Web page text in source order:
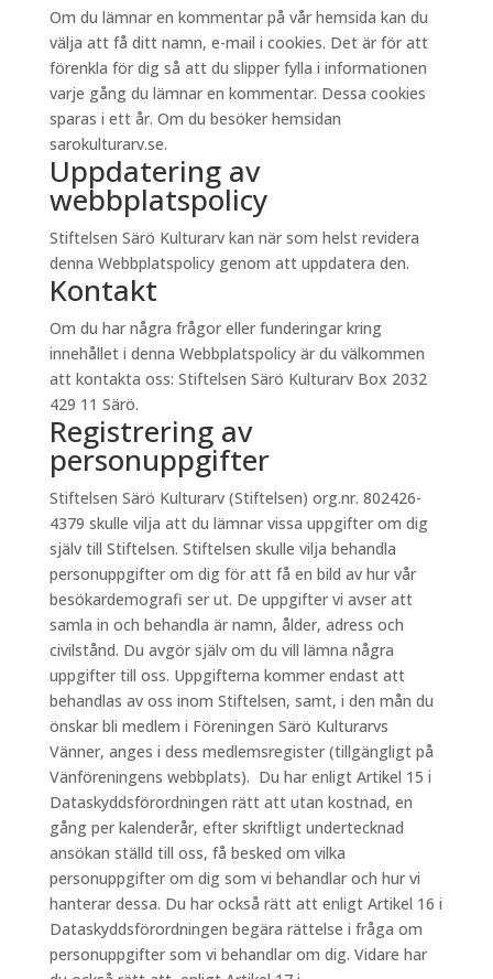
Om du lämnar en kommentar på vår hemsida kan du
välja att få ditt namn, e-mail i cookies. Det är för att
förenkla för dig så att du slipper fylla i informationen
varje gång du lämnar en kommentar. Dessa cookies
sparas i ett år. Om du besöker hemsidan
sarokulturarv.se.
Uppdatering av
webbplatspolicy
Stiftelsen Särö Kulturarv kan när som helst revidera
denna Webbplatspolicy genom att uppdatera den.
Kontakt
Om du har några frågor eller funderingar kring
innehållet i denna Webbplatspolicy är du välkommen
att kontakta oss: Stiftelsen Särö Kulturarv Box 2032
429 11 Särö.
Registrering av
personuppgifter
Stiftelsen Särö Kulturarv (Stiftelsen) org.nr. 802426-
4379 skulle vilja att du lämnar vissa uppgifter om dig
själv till Stiftelsen. Stiftelsen skulle vilja behandla
personuppgifter om dig för att få en bild av hur vår
besökardemografi ser ut. De uppgifter vi avser att
samla in och behandla är namn, ålder, adress och
civilstånd. Du avgör själv om du vill lämna några
uppgifter till oss. Uppgifterna kommer endast att
behandlas av oss inom Stiftelsen, samt, i den mån du
önskar bli medlem i Föreningen Särö Kulturarvs
Vänner, anges i dess medlemsregister (tillgängligt på
Vänföreningens webbplats). Du har enligt Artikel 15 i
Dataskyddsförordningen rätt att utan kostnad, en
gång per kalenderår, efter skriftligt undertecknad
ansökan ställd till oss, få besked om vilka
personuppgifter om dig som vi behandlar och hur vi
hanterar dessa. Du har också rätt att enligt Artikel 16 i
Dataskyddsförordningen begära rättelse i fråga om
personuppgifter som vi behandlar om dig. Vidare har